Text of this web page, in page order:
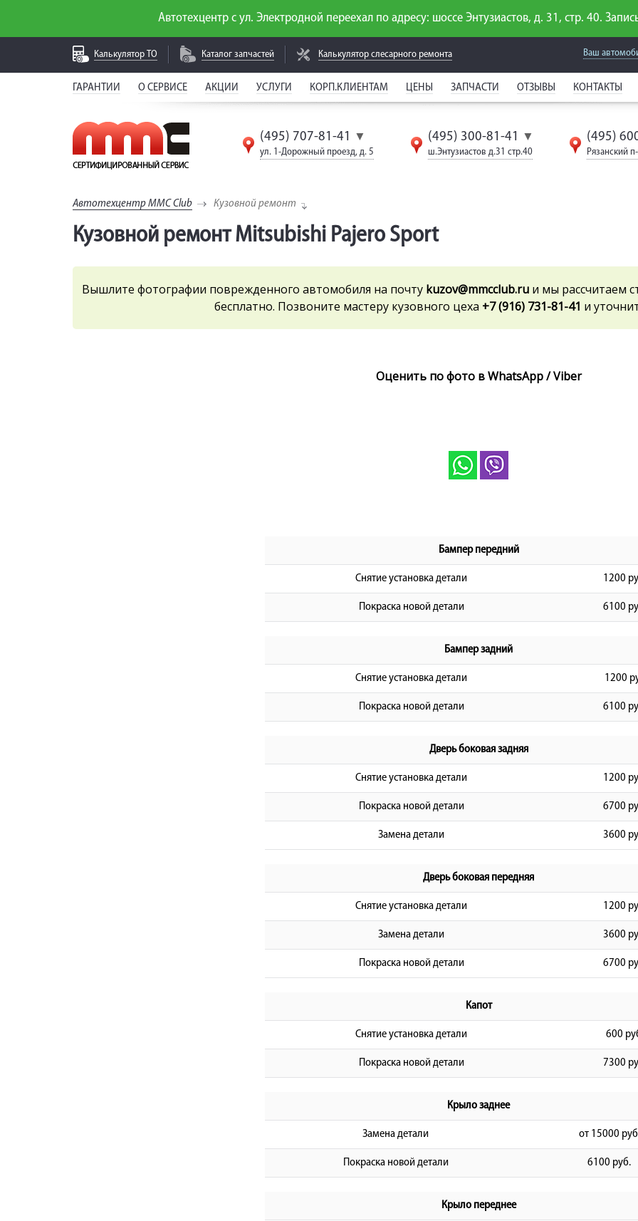
Автотехцентр с ул. Электродной переехал по адресу: шоссе Энтузиастов, д. 31, стр. 40.
Калькулятор ТО Каталог запчастей Калькулятор слесарного ремонта Ваш
ГАРАНТИИ О СЕРВИСЕ АКЦИИ УСЛУГИ КОРП.КЛИЕНТАМ ЦЕНЫ ЗАПЧАСТИ ОТЗЫВЫ КОНТАКТЫ
(495) 707-81-41 ▼
ул. 1-Дорожный проезд, д. 5
(495) 300-81-41 ▼
ш.Энтузиастов д.31 стр.40
(495)
Рязанский
Автотехцентр MMC Club Кузовной ремонт
Кузовной ремонт Mitsubishi Pajero Sport
Вышлите фотографии поврежденного автомобиля на почту kuzov@mmcclub.ruи мы рассчитаем
бесплатно. Позвоните мастеру кузовного цеха +7 (916) 731-81-41 и
Оценить по фото в WhatsApp / Viber
Бампер передний
Снятие установка детали 1200
Покраска новой детали 6100
Бампер задний
Снятие установка детали 1200
Покраска новой детали 6100
Дверь боковая задняя
Снятие установка детали 1200
Покраска новой детали 6700
Замена детали 3600
Дверь боковая передняя
Снятие установка детали 1200
Замена детали 3600
Покраска новой детали 6700
Капот
Снятие установка детали 600
Покраска новой детали 7300
Крыло заднее
Замена детали от 15000
Покраска новой детали 6100 руб.
Крыло переднее